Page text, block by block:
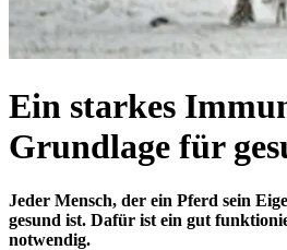
Ein starkes
Grundlage für
Jeder Mensch, der ein Pferd sein
gesund ist. Dafür ist ein gut
notwendig.